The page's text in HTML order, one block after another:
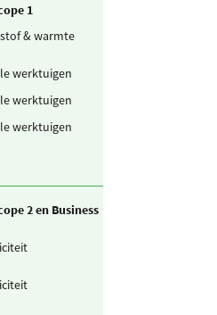
1
& warmte
werktuigen
werktuigen
werktuigen
2 en Business